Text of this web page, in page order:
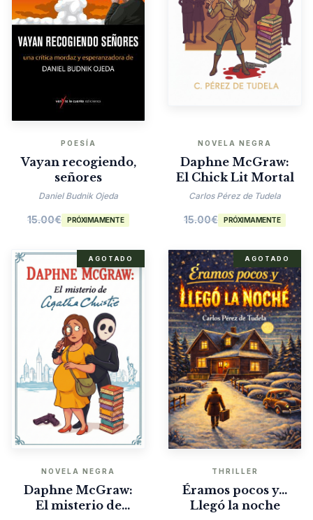
POESÍA
Vayan recogiendo,
señores
Daniel Budnik Ojeda
15.00€ PRÓXIMAMENTE
NOVELA NEGRA
Daphne McGraw:
El Chick Lit Mortal
Carlos Pérez de Tudela
15.00€ PRÓXIMAMENTE
AGOTADO
NOVELA NEGRA
Daphne McGraw:
El misterio de
AGOTADO
THRILLER
Éramos pocos y…
Llegó la noche